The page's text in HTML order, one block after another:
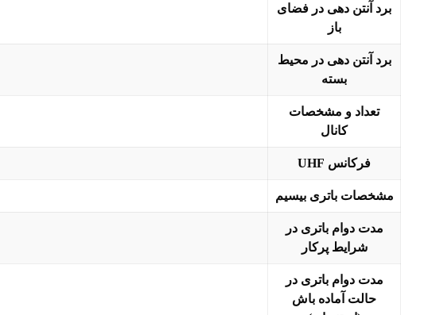
برد آنتن دهی در فضای
باز
برد آنتن دهی در محیط
بسته
تعداد و مشخصات
کانال
فرکانس UHF
مشخصات باتری بیسیم
مدت دوام باتری در
شرایط پرکار
مدت دوام باتری در
حالت آماده باش